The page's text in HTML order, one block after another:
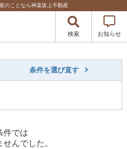
のことなら神楽坂上不動産
検索 お知らせ
条件を選び直す
件では
んでした。